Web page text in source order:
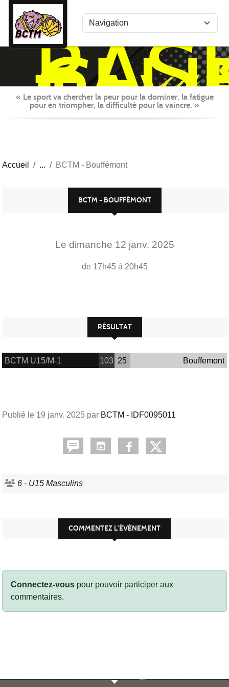
« Le sport va chercher la peur pour la dominer, la fatigue
pour en triompher, la difficulté pour la vaincre. »
Accueil BCTM - Bouffémont
BCTM - BOUFFÉMONT
Le dimanche 12 janv. 2025
de 17h45 à 20h45
RÉSULTAT
BCTM U15/M-1 103 25 Bouffemont
Publié le 19 janv. 2025 par BCTM - IDF0095011
6 - U15 Masculins
COMMENTEZ L’ÉVÈNEMENT
Connectez-vous pour pouvoir participer aux
commentaires.
Panneau de gestion des cookies